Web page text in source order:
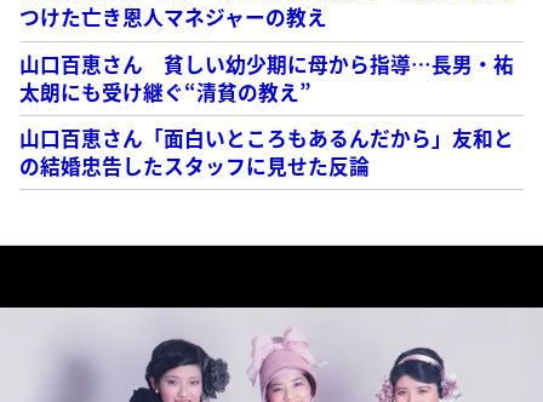
つけた亡き恩人マネジャーの教え
山口百恵さん 貧しい幼少期に母から指導…長男・祐
太朗にも受け継ぐ“清貧の教え”
山口百恵さん「面白いところもあるんだから」友和と
の結婚忠告したスタッフに見せた反論